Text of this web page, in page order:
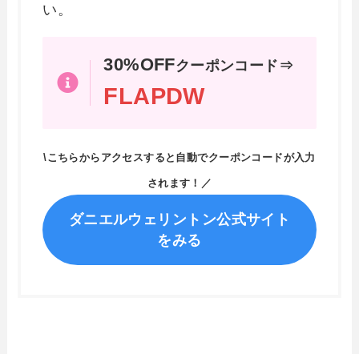
い。
30%OFFクーポンコード⇒
FLAPDW
\こちらからアクセスすると自動でクーポンコードが入力
されます！／
ダニエルウェリントン公式サイト
をみる